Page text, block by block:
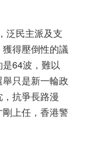
泛民主派及支
得壓倒性的議
64波，難以
只是新一輪政
抗爭長路漫
上任，香港警